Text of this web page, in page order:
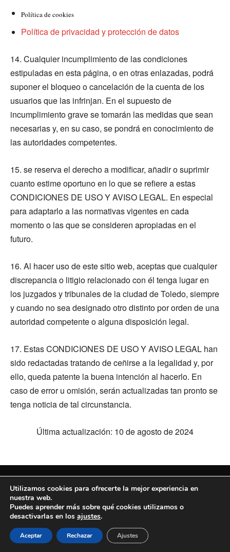
Política de cookies
Política de privacidad y protección de datos
14. Cualquier incumplimiento de las condiciones
estipuladas en esta página, o en otras enlazadas, podrá
suponer el bloqueo o cancelación de la cuenta de los
usuarios que las infrinjan. En el supuesto de
incumplimiento grave se tomarán las medidas que sean
necesarias y, en su caso, se pondrá en conocimiento de
las autoridades competentes.
15. se reserva el derecho a modificar, añadir o suprimir
cuanto estime oportuno en lo que se refiere a estas
CONDICIONES DE USO Y AVISO LEGAL. En especial
para adaptarlo a las normativas vigentes en cada
momento o las que se consideren apropiadas en el
futuro.
16. Al hacer uso de este sitio web, aceptas que cualquier
discrepancia o litigio relacionado con él tenga lugar en
los juzgados y tribunales de la ciudad de Toledo, siempre
y cuando no sea designado otro distinto por orden de una
autoridad competente o alguna disposición legal.
17. Estas CONDICIONES DE USO Y AVISO LEGAL han
sido redactadas tratando de ceñirse a la legalidad y, por
ello, queda patente la buena intención al hacerlo. En
caso de error u omisión, serán actualizadas tan pronto se
tenga noticia de tal circunstancia.
Última actualización: 10 de agosto de 2024
Preguntas frecuentes
Control parental
© cuentorelatos.com 2025
Utilizamos cookies para ofrecerte la mejor experiencia en
nuestra web.
Puedes aprender más sobre qué cookies utilizamos o
desactivarlas en los ajustes.
Aceptar Rechazar Ajustes